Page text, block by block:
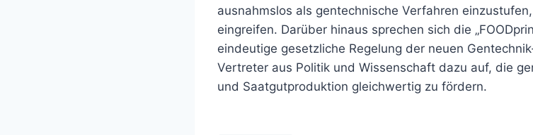
ausnahmslos als gentechnische Verfahren
eingreifen. Darüber hinaus sprechen sich die
eindeutige gesetzliche Regelung der neuen
Vertreter aus Politik und Wissenschaft dazu auf, die
und Saatgutproduktion gleichwertig zu fördern.